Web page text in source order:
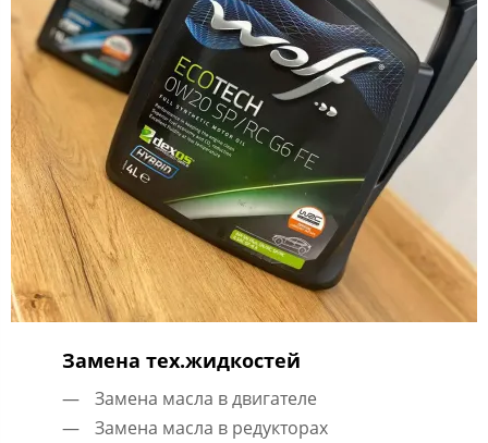
Замена тех.жидкостей
Замена масла в двигателе
Замена масла в редукторах